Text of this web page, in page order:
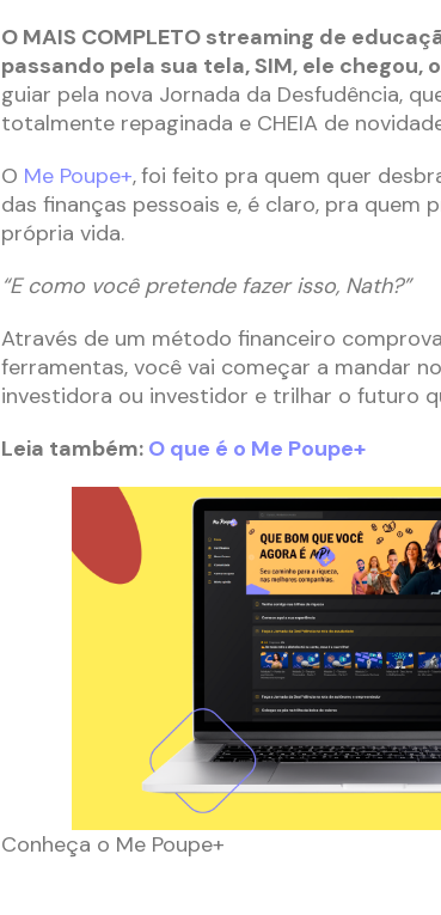
O MAIS COMPLETO streaming de
passando pela sua tela, SIM, ele chegou, o
guiar pela nova Jornada da Desfudência,
totalmente repaginada e CHEIA de
O Me Poupe+,foi feito pra quem quer
das finanças pessoais e, é claro, pra quem
própria vida.
“E como você pretende fazer isso, Nath?”
Através de um método financeiro
ferramentas, você vai começar a mandar
investidora ou investidor e trilhar o futuro
Leia também: O que é o Me Poupe+
Conheça o Me Poupe+